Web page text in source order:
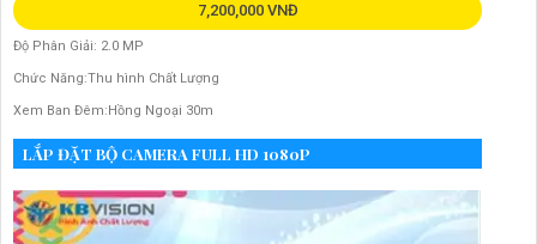
7,200,000 VNĐ
Độ Phân Giải: 2.0 MP
Chức Năng:Thu hình Chất Lượng
Xem Ban Đêm:Hồng Ngoại 30m
LẮP ĐẶT BỘ CAMERA FULL HD 1080P